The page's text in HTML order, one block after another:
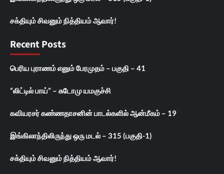
சக்தியும் சிவனும் நித்தியம் ஆவார்!
Recent Posts
பெரிய புராணம் எனும் பேரமுதம் – பகுதி – 41
“லிட்டில் பாய்” – சுடோமு யமகுச்சி
கவியரசர் கண்ணதாசனின் பாடல்களில் ஆன்மீகம் – 19
இங்கிலாந்திலிருந்து ஒரு மடல் – 315 (பகுதி-1)
சக்தியும் சிவனும் நித்தியம் ஆவார்!